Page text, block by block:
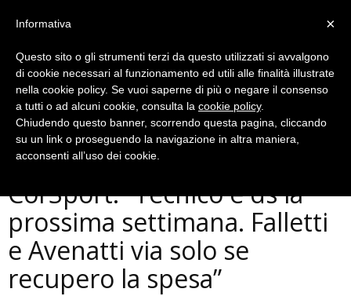
Ternana
Ternana, Longarini al
CorSport: “Tecnico e ds la
prossima settimana. Falletti
e Avenatti via solo se
recupero la spesa”
×
Informativa
Questo sito o gli strumenti terzi da questo utilizzati si avvalgono
di cookie necessari al funzionamento ed utili alle finalità illustrate
nella cookie policy. Se vuoi saperne di più o negare il consenso
a tutti o ad alcuni cookie, consulta la cookie policy.
Chiudendo questo banner, scorrendo questa pagina, cliccando
su un link o proseguendo la navigazione in altra maniera,
acconsenti all’uso dei cookie.